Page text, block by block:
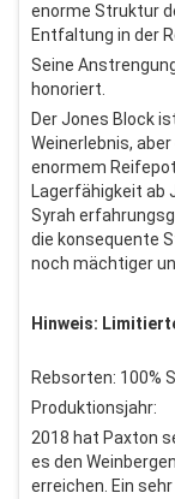
enorme Struktur
Entfaltung in der
Seine
honoriert.
Der Jones Block
Weinerlebnis,
enormem
Lagerfähigkeit ab
Syrah
die konsequente
noch mächtiger
Hinweis:
Rebsorten: 100%
Produktionsjahr:
2018 hat Paxton
es den
erreichen. Ein